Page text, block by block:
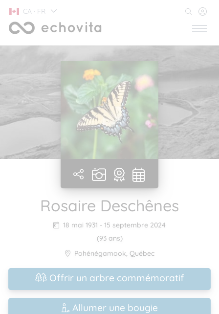
CA · FR
Rosaire Deschênes
18 mai 1931 - 15 septembre 2024
(93 ans)
Pohénégamook, Québec
Offrir un arbre commémoratif
Allumer une bougie